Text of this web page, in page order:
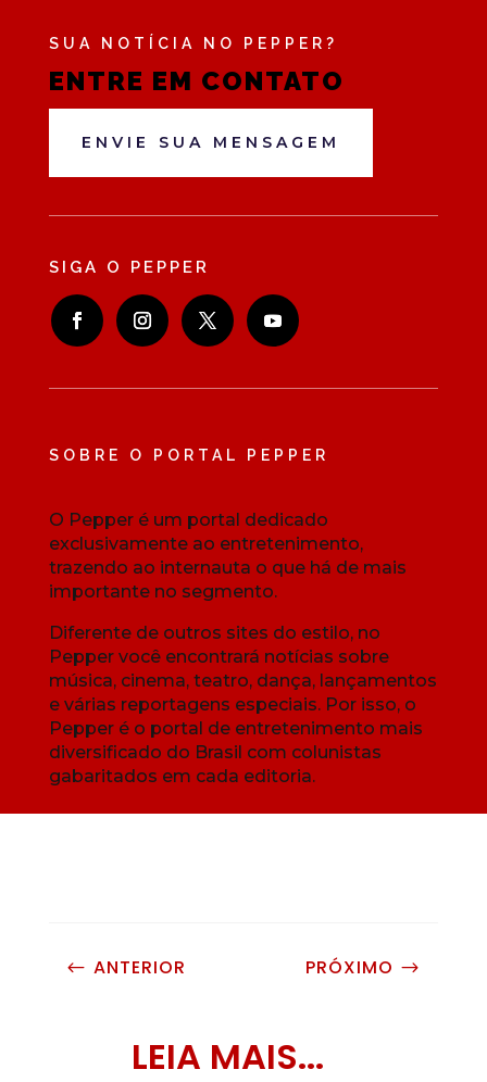
SUA NOTÍCIA NO PEPPER?
ENTRE EM CONTATO
ENVIE SUA MENSAGEM
SIGA O PEPPER
SOBRE O PORTAL PEPPER
O Pepper é um portal dedicado
exclusivamente ao entretenimento,
trazendo ao internauta o que há de mais
importante no segmento.
Diferente de outros sites do estilo, no
Pepper você encontrará notícias sobre
música, cinema, teatro, dança, lançamentos
e várias reportagens especiais. Por isso, o
Pepper é o portal de entretenimento mais
diversificado do Brasil com colunistas
gabaritados em cada editoria.
# ANTERIOR PRÓXIMO $
LEIA MAIS...